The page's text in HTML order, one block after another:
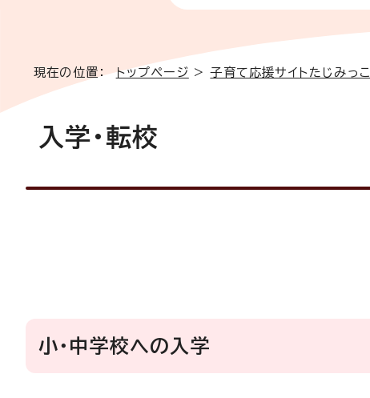
現在の位置：トップページ >子育て応援サイトたじみっこ
入学・転校
小・中学校への入学